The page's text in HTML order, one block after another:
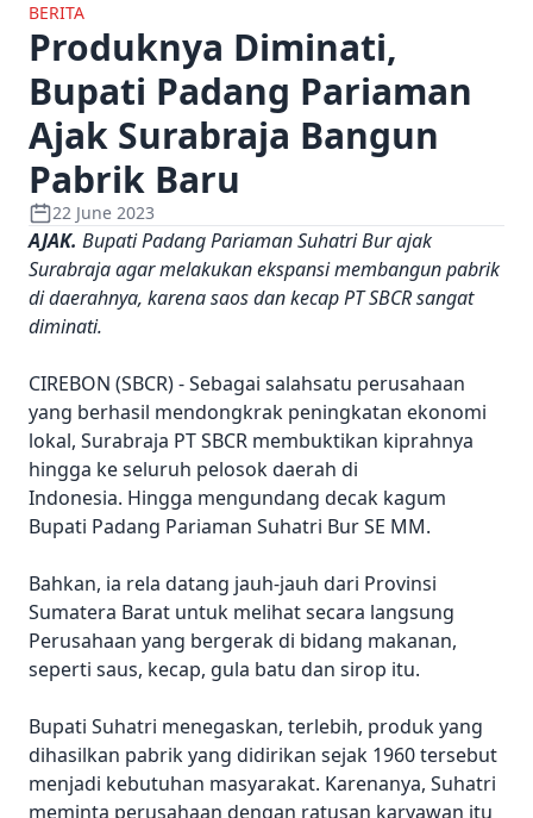
BERITA
Produknya Diminati,
Bupati Padang Pariaman
Ajak Surabraja Bangun
Pabrik Baru
22 June 2023
AJAK. Bupati Padang Pariaman Suhatri Bur ajak
Surabraja agar melakukan ekspansi membangun pabrik
di daerahnya, karena saos dan kecap PT SBCR sangat
diminati.
CIREBON (SBCR) - Sebagai salahsatu perusahaan
yang berhasil mendongkrak peningkatan ekonomi
lokal, Surabraja PT SBCR membuktikan kiprahnya
hingga ke seluruh pelosok daerah di
Indonesia. Hingga mengundang decak kagum
Bupati Padang Pariaman Suhatri Bur SE MM.
Bahkan, ia rela datang jauh-jauh dari Provinsi
Sumatera Barat untuk melihat secara langsung
Perusahaan yang bergerak di bidang makanan,
seperti saus, kecap, gula batu dan sirop itu.
Bupati Suhatri menegaskan, terlebih, produk yang
dihasilkan pabrik yang didirikan sejak 1960 tersebut
menjadi kebutuhan masyarakat. Karenanya, Suhatri
meminta perusahaan dengan ratusan karyawan itu